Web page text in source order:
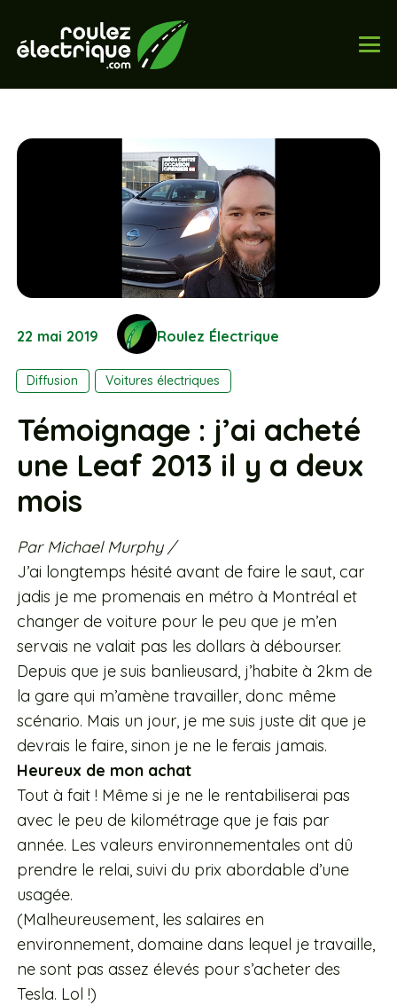
22 mai 2019 Roulez Électrique
Diffusion Voitures électriques
Témoignage : j’ai acheté
une Leaf 2013 il y a deux
mois
Par Michael Murphy /
J’ai longtemps hésité avant de faire le saut, car
jadis je me promenais en métro à Montréal et
changer de voiture pour le peu que je m’en
servais ne valait pas les dollars à débourser.
Depuis que je suis banlieusard, j’habite à 2km de
la gare qui m’amène travailler, donc même
scénario. Mais un jour, je me suis juste dit que je
devrais le faire, sinon je ne le ferais jamais.
Heureux de mon achat
Tout à fait ! Même si je ne le rentabiliserai pas
avec le peu de kilométrage que je fais par
année. Les valeurs environnementales ont dû
prendre le relai, suivi du prix abordable d’une
usagée.
(Malheureusement, les salaires en
environnement, domaine dans lequel je travaille,
ne sont pas assez élevés pour s’acheter des
Tesla. Lol !)